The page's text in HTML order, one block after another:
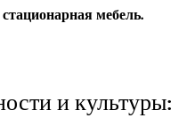
мебель.
и культуры: